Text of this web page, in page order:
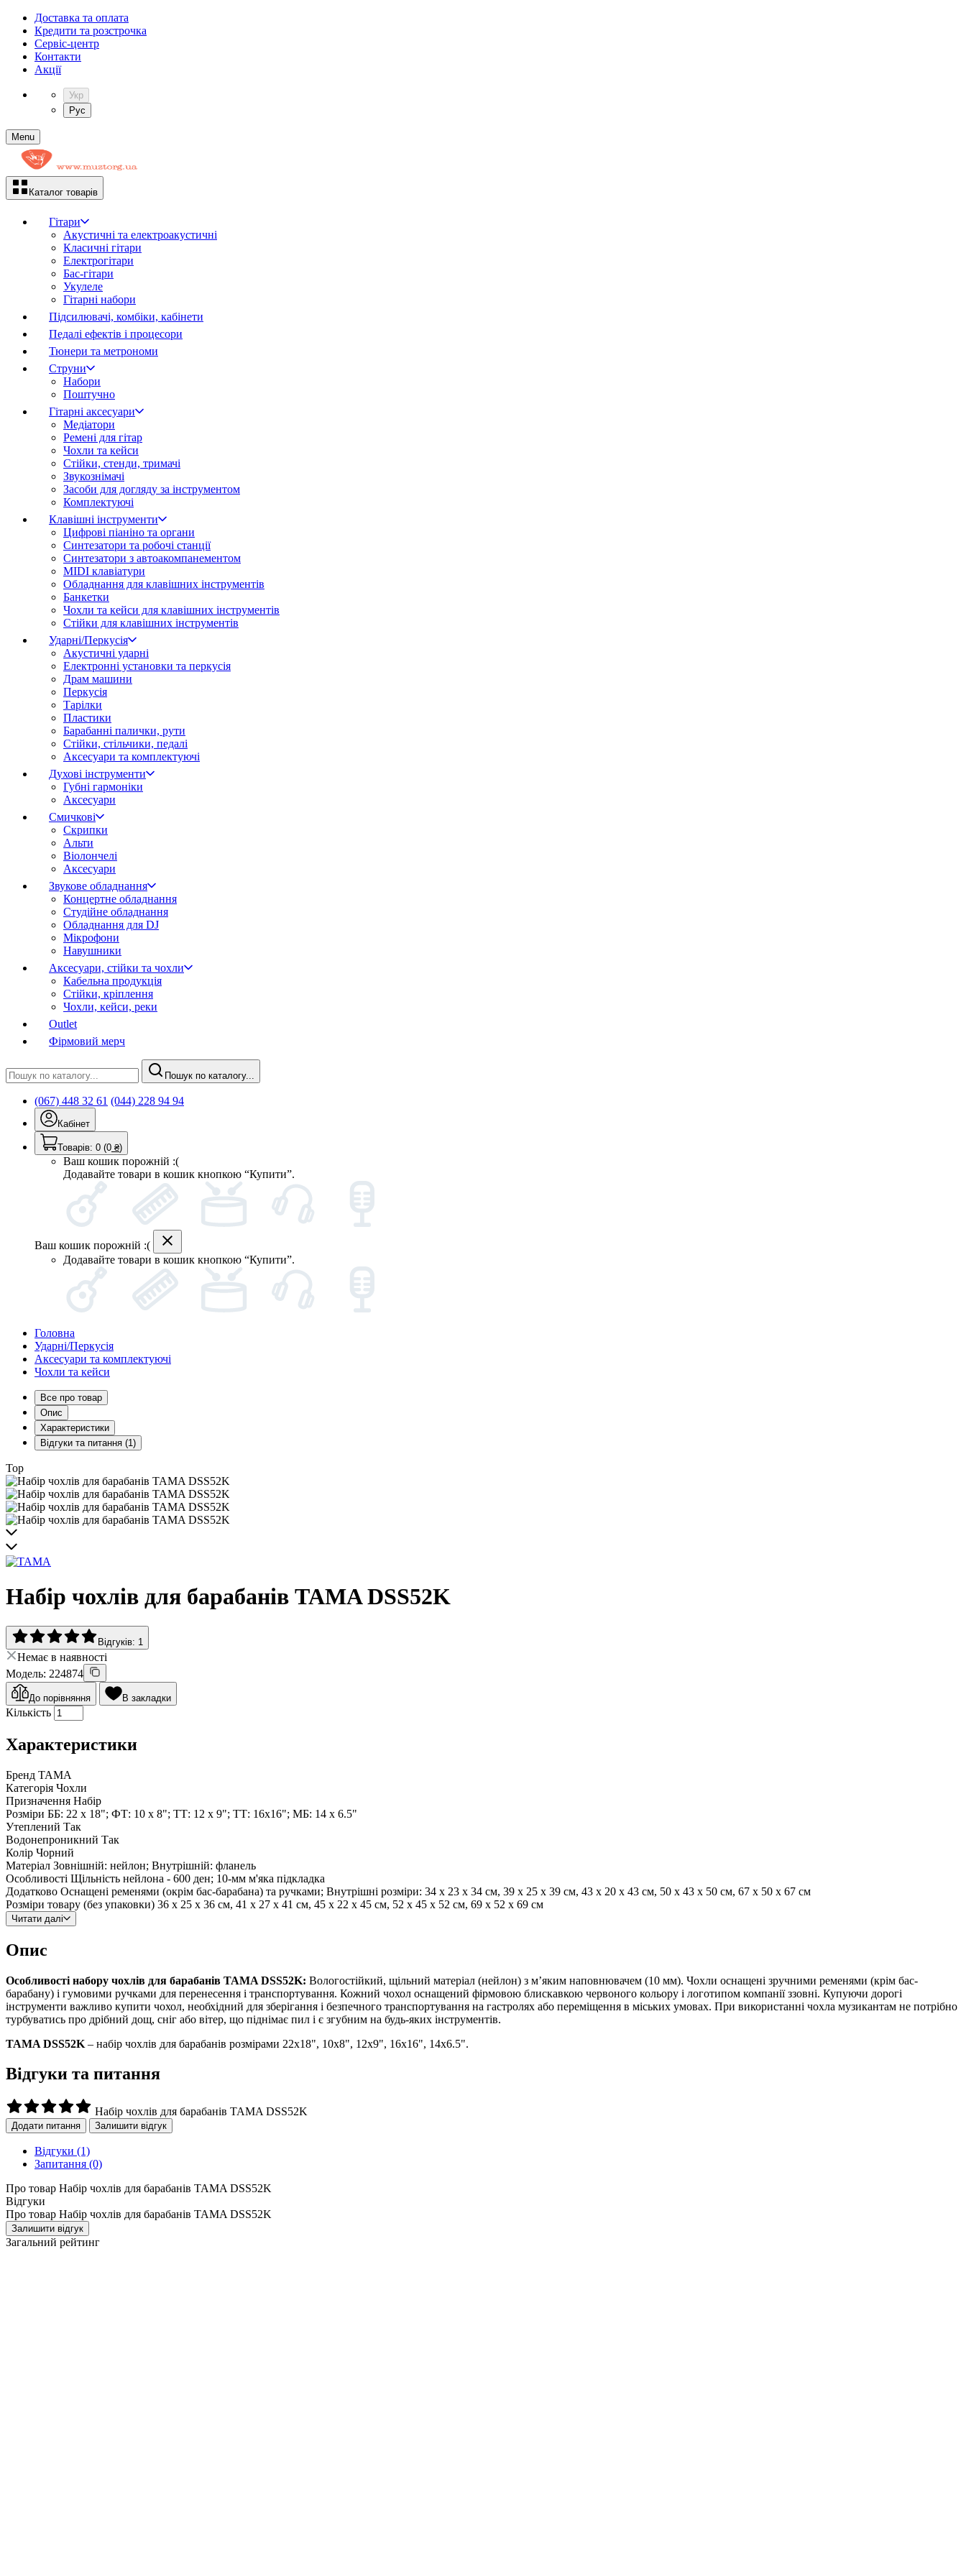
Доставка та оплата
Кредити та розстрочка
Сервіc-центр
Контакти
Акції
Укр
Рус
Menu
Каталог товарів
Гітари
Акустичні та електроакустичні
Класичні гітари
Електрогітари
Бас-гітари
Укулеле
Гітарні набори
Підсилювачі, комбіки, кабінети
Педалі ефектів і процесори
Тюнери та метрономи
Струни
Набори
Поштучно
Гітарні аксесуари
Медіатори
Ремені для гітар
Чохли та кейси
Стійки, стенди, тримачі
Звукознімачі
Засоби для догляду за інструментом
Комплектуючі
Клавішні інструменти
Цифрові піаніно та органи
Синтезатори та робочі станції
Синтезатори з автоакомпанементом
MIDI клавіатури
Обладнання для клавішних інструментів
Банкетки
Чохли та кейси для клавішних інструментів
Стійки для клавішних інструментів
Ударні/Перкусія
Акустичні ударні
Електронні установки та перкусія
Драм машини
Перкусія
Тарілки
Пластики
Барабанні палички, рути
Стійки, стільчики, педалі
Аксесуари та комплектуючі
Духові інструменти
Губні гармоніки
Аксесуари
Смичкові
Скрипки
Альти
Віолончелі
Аксесуари
Звукове обладнання
Концертне обладнання
Студійне обладнання
Обладнання для DJ
Мікрофони
Навушники
Аксесуари, стійки та чохли
Кабельна продукція
Стійки, кріплення
Чохли, кейси, реки
Outlet
Фірмовий мерч
Пошук по каталогу...
(067) 448 32 61 (044) 228 94 94
Кабінет
Товарів: 0 (0 ₴)
Ваш кошик порожній :(
Додавайте товари в кошик кнопкою “Купити”.
Ваш кошик порожній :(
Додавайте товари в кошик кнопкою “Купити”.
Головна
Ударні/Перкусія
Аксесуари та комплектуючі
Чохли та кейси
Все про товар
Опис
Характеристики
Відгуки та питання (1)
Top
Набір чохлів для барабанів TAMA DSS52K
Відгуків: 1
Немає в наявності
Модель: 224874
До порівняння В закладки
Кількість
Характеристики
Бренд TAMA
Категорія Чохли
Призначення Набір
Розміри ББ: 22 х 18"; ФТ: 10 х 8"; ТТ: 12 х 9"; ТТ: 16x16"; МБ: 14 х 6.5"
Утеплений Так
Водонепроникний Так
Колір Чорний
Матеріал Зовнішній: нейлон; Внутрішній: фланель
Особливості Щільність нейлона - 600 ден; 10-мм м'яка підкладка
Додатково Оснащені ременями (окрім бас-барабана) та ручками; Внутрішні розміри: 34 х 23 х 34 см, 39 х 25 х 39 см, 43 х 20 х 43 см, 50 х 43 х 50 см, 67 х 50 х 67 см
Розміри товару (без упаковки) 36 х 25 х 36 см, 41 х 27 х 41 см, 45 х 22 х 45 см, 52 х 45 х 52 см, 69 х 52 х 69 см
Читати далі
Опис
Особливості набору чохлів для барабанів TAMA DSS52K: Вологостійкий, щільний матеріал (нейлон) з м’яким наповнювачем (10 мм). Чохли оснащені зручними ременями (крім бас-
барабану) і гумовими ручками для перенесення і транспортування. Кожний чохол оснащений фірмовою блискавкою червоного кольору і логотипом компанії ззовні. Купуючи дорогі
інструменти важливо купити чохол, необхідний для зберігання і безпечного транспортування на гастролях або переміщення в міських умовах. При використанні чохла музикантам не потрібно
турбуватись про дрібний дощ, сніг або вітер, що піднімає пил і є згубним на будь-яких інструментів.
TAMA DSS52K – набір чохлів для барабанів розмірами 22x18", 10x8", 12x9", 16x16", 14x6.5".
Відгуки та питання
Набір чохлів для барабанів TAMA DSS52K
Додати питання Залишити відгук
Відгуки (1)
Запитання (0)
Про товар Набір чохлів для барабанів TAMA DSS52K
Відгуки
Про товар Набір чохлів для барабанів TAMA DSS52K
Залишити відгук
Загальний рейтинг